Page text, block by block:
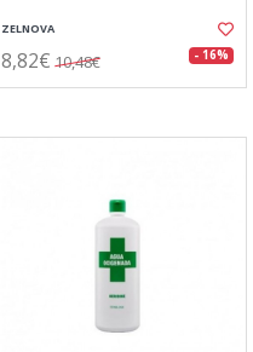
ZELNOVA
8,82€ 10,48€ - 16%